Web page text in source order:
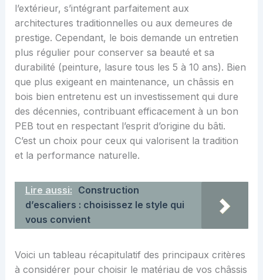
l’extérieur, s’intégrant parfaitement aux
architectures traditionnelles ou aux demeures de
prestige. Cependant, le bois demande un entretien
plus régulier pour conserver sa beauté et sa
durabilité (peinture, lasure tous les 5 à 10 ans). Bien
que plus exigeant en maintenance, un châssis en
bois bien entretenu est un investissement qui dure
des décennies, contribuant efficacement à un bon
PEB tout en respectant l’esprit d’origine du bâti.
C’est un choix pour ceux qui valorisent la tradition
et la performance naturelle.
Lire aussi: Construction
d’escaliers : choisissez le style qui
vous convient
Voici un tableau récapitulatif des principaux critères
à considérer pour choisir le matériau de vos châssis